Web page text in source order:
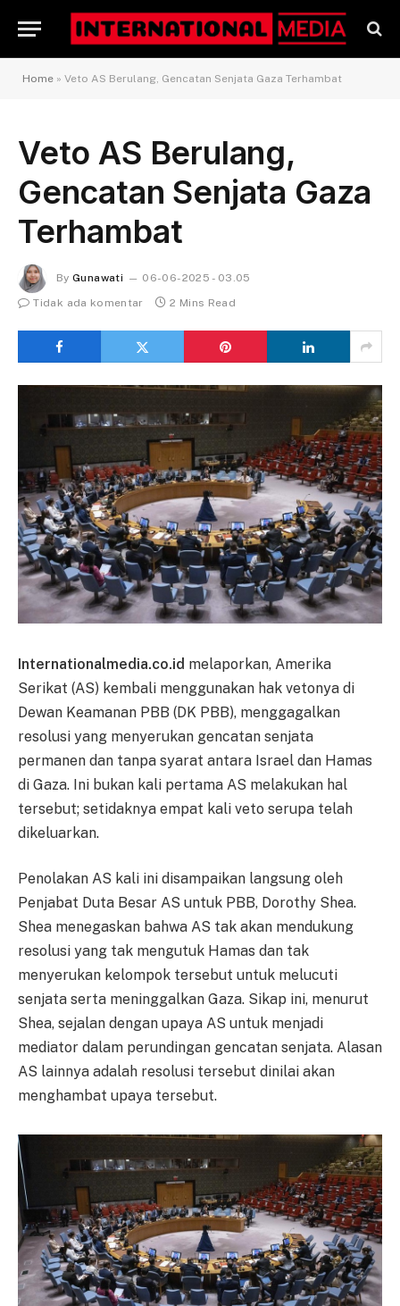
Home » Veto AS Berulang, Gencatan Senjata Gaza Terhambat
Veto AS Berulang,
Gencatan Senjata Gaza
Terhambat
By Gunawati
06-06-2025 - 03.05
Tidak ada komentar
2 Mins Read
Internationalmedia.co.id melaporkan, Amerika
Serikat (AS) kembali menggunakan hak vetonya di
Dewan Keamanan PBB (DK PBB), menggagalkan
resolusi yang menyerukan gencatan senjata
permanen dan tanpa syarat antara Israel dan Hamas
di Gaza. Ini bukan kali pertama AS melakukan hal
tersebut; setidaknya empat kali veto serupa telah
dikeluarkan.
Penolakan AS kali ini disampaikan langsung oleh
Penjabat Duta Besar AS untuk PBB, Dorothy Shea.
Shea menegaskan bahwa AS tak akan mendukung
resolusi yang tak mengutuk Hamas dan tak
menyerukan kelompok tersebut untuk melucuti
senjata serta meninggalkan Gaza. Sikap ini, menurut
Shea, sejalan dengan upaya AS untuk menjadi
mediator dalam perundingan gencatan senjata. Alasan
AS lainnya adalah resolusi tersebut dinilai akan
menghambat upaya tersebut.